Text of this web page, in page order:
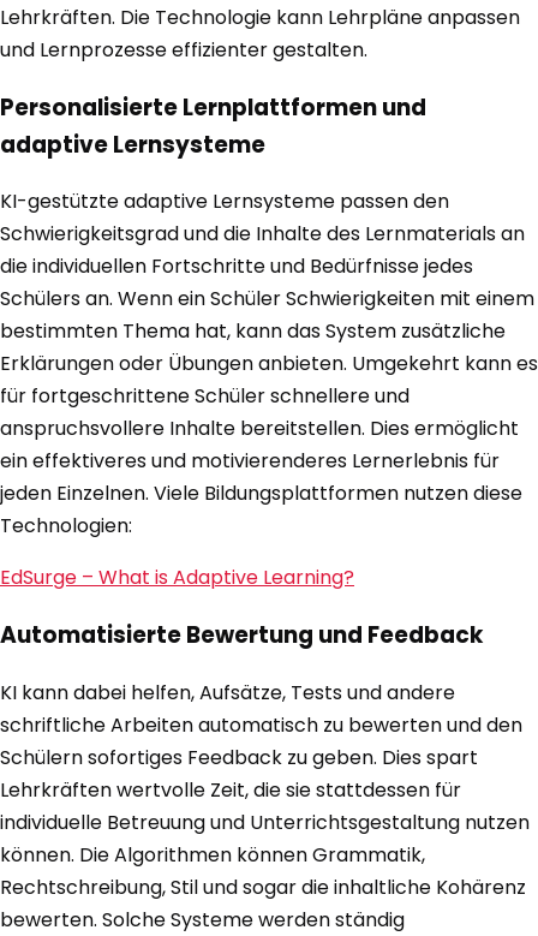
Lehrkräften. Die Technologie kann Lehrpläne anpassen
und Lernprozesse effizienter gestalten.
Personalisierte Lernplattformen und
adaptive Lernsysteme
KI-gestützte adaptive Lernsysteme passen den
Schwierigkeitsgrad und die Inhalte des Lernmaterials an
die individuellen Fortschritte und Bedürfnisse jedes
Schülers an. Wenn ein Schüler Schwierigkeiten mit einem
bestimmten Thema hat, kann das System zusätzliche
Erklärungen oder Übungen anbieten. Umgekehrt kann es
für fortgeschrittene Schüler schnellere und
anspruchsvollere Inhalte bereitstellen. Dies ermöglicht
ein effektiveres und motivierenderes Lernerlebnis für
jeden Einzelnen. Viele Bildungsplattformen nutzen diese
Technologien:
EdSurge – What is Adaptive Learning?
Automatisierte Bewertung und Feedback
KI kann dabei helfen, Aufsätze, Tests und andere
schriftliche Arbeiten automatisch zu bewerten und den
Schülern sofortiges Feedback zu geben. Dies spart
Lehrkräften wertvolle Zeit, die sie stattdessen für
individuelle Betreuung und Unterrichtsgestaltung nutzen
können. Die Algorithmen können Grammatik,
Rechtschreibung, Stil und sogar die inhaltliche Kohärenz
bewerten. Solche Systeme werden ständig